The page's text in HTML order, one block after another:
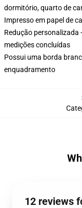
dormitório, quarto de
Impresso em papel de
Redução personalizada
medições concluídas
Possui uma borda
enquadramento
12 reviews